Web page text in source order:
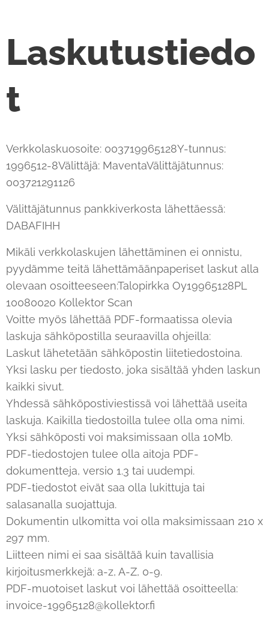
Laskutustiedo
t
Verkkolaskuosoite: 003719965128Y-tunnus:
1996512-8Välittäjä: MaventaVälittäjätunnus:
003721291126
Välittäjätunnus pankkiverkosta lähettäessä:
DABAFIHH
Mikäli verkkolaskujen lähettäminen ei onnistu,
pyydämme teitä lähettämäänpaperiset laskut alla
olevaan osoitteeseen:Talopirkka Oy19965128PL
10080020 Kollektor Scan
Voitte myös lähettää PDF-formaatissa olevia
laskuja sähköpostilla seuraavilla ohjeilla:
Laskut lähetetään sähköpostin liitetiedostoina.
Yksi lasku per tiedosto, joka sisältää yhden laskun
kaikki sivut.
Yhdessä sähköpostiviestissä voi lähettää useita
laskuja. Kaikilla tiedostoilla tulee olla oma nimi.
Yksi sähköposti voi maksimissaan olla 10Mb.
PDF-tiedostojen tulee olla aitoja PDF-
dokumentteja, versio 1.3 tai uudempi.
PDF-tiedostot eivät saa olla lukittuja tai
salasanalla suojattuja.
Dokumentin ulkomitta voi olla maksimissaan 210 x
297 mm.
Liitteen nimi ei saa sisältää kuin tavallisia
kirjoitusmerkkejä: a-z, A-Z, 0-9.
PDF-muotoiset laskut voi lähettää osoitteella:
invoice-19965128@kollektor.fi